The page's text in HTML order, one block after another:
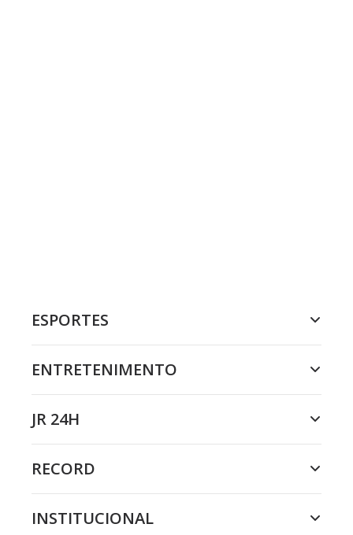
ESPORTES
ENTRETENIMENTO
JR 24H
RECORD
INSTITUCIONAL